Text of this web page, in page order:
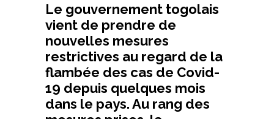
Le gouvernement togolais
vient de prendre de
nouvelles mesures
restrictives au regard de la
flambée des cas de Covid-
19 depuis quelques mois
dans le pays. Au rang des